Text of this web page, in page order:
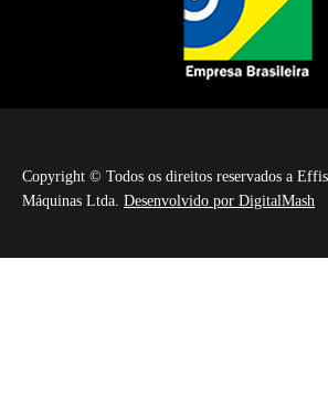
Copyright © Todos os direitos reservados a
Máquinas Ltda. Desenvolvido por DigitalMash